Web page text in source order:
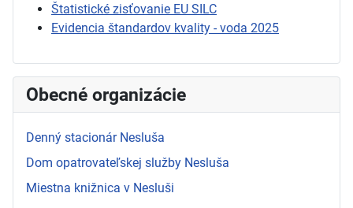
Štatistické zisťovanie EU SILC
Evidencia štandardov kvality - voda 2025
Obecné organizácie
Denný stacionár Nesluša
Dom opatrovateľskej služby Nesluša
Miestna knižnica v Nesluši